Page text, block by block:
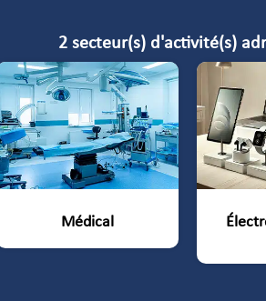
2 secteur(s) d'activité(s)
Médical